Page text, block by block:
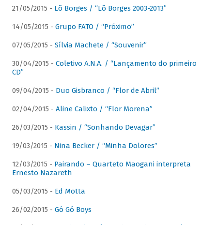
21/05/2015 - Lô Borges / “Lô Borges 2003-2013”
14/05/2015 - Grupo FATO / “Próximo”
07/05/2015 - Sílvia Machete / “Souvenir”
30/04/2015 - Coletivo A.N.A. / “Lançamento do primeiro
CD”
09/04/2015 - Duo Gisbranco / “Flor de Abril”
02/04/2015 - Aline Calixto / “Flor Morena”
26/03/2015 - Kassin / “Sonhando Devagar”
19/03/2015 - Nina Becker / “Minha Dolores”
12/03/2015 - Pairando – Quarteto Maogani interpreta
Ernesto Nazareth
05/03/2015 - Ed Motta
26/02/2015 - Gó Gó Boys